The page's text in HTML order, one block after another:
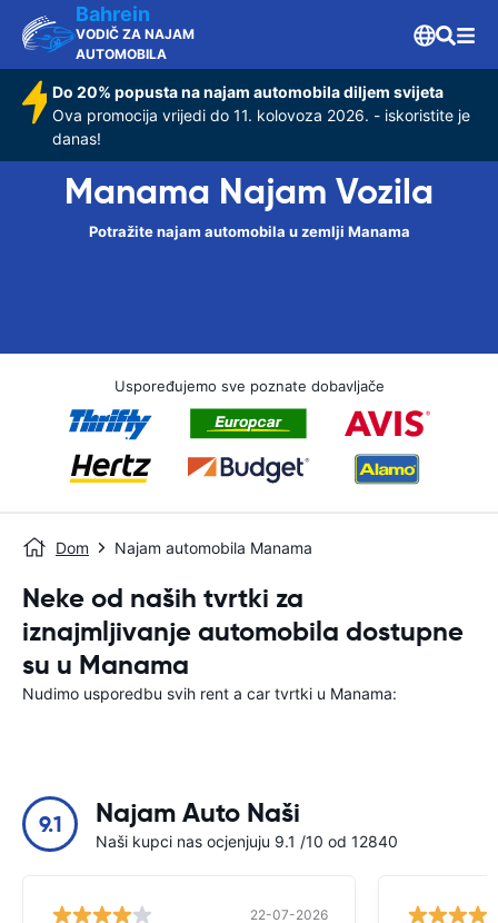
Bahrein
VODIČ ZA NAJAM
AUTOMOBILA
Do 20% popusta na najam automobila diljem svijeta
Ova promocija vrijedi do 11. kolovoza 2026. - iskoristite je
danas!
Manama Najam Vozila
Potražite najam automobila u zemlji Manama
Uspoređujemo sve poznate dobavljače
Dom Najam automobila Manama
Neke od naših tvrtki za
iznajmljivanje automobila dostupne
su u Manama
Nudimo usporedbu svih rent a car tvrtki u Manama:
9.1 Najam Auto Naši
Naši kupci nas ocjenjuju 9.1 /10 od 12840
22-07-2026